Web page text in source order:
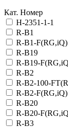
Кат. Номер
H-2351-1-1
R-B1
R-B1-F(RG,iQ)
R-B19
R-B19-
R-B2
R-B2-100-
R-B2-F(RG,iQ)
R-B20
R-B20-
R-B3